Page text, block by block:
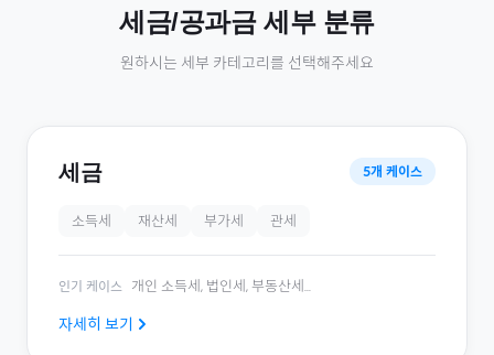
세금/공과금세부 분류
원하시는 세부 카테고리를 선택해주세요
세금 5개 케이스
소득세 재산세 부가세 관세
인기 케이스 개인 소득세, 법인세, 부동산세 ...
자세히 보기